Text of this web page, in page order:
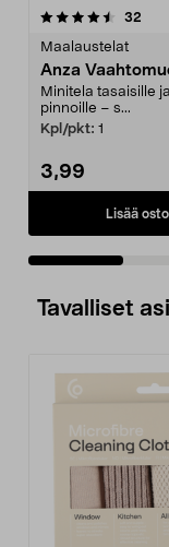
32
Maalaustelat
Anza
Minitela tasaisille
pinnoille – s...
Kpl/pkt: 1
3,99
Lisää
4.5 viidestä
Tavalliset